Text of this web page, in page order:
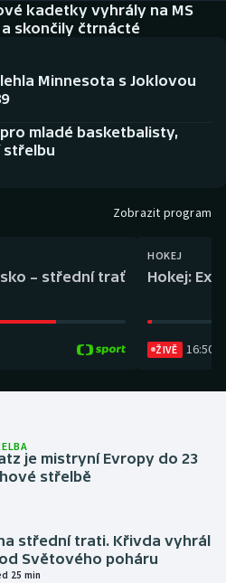
kadetky vyhrály na MS
skončily čtrnácté
Minnesota s Joklovou
mladé basketbalisty,
střelbu
Zobrazit program
– střední trať
HOKEJ
Hokej:
ŽIVĚ 16:50
je mistryní Evropy do 23
střelbě
střední trati. Křivda vyhrál
Světového poháru
25 min